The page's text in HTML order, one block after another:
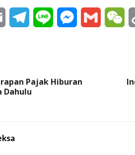
Email Telegram
Line Messenger
Gmail
Pajak Hiburan
Dahulu